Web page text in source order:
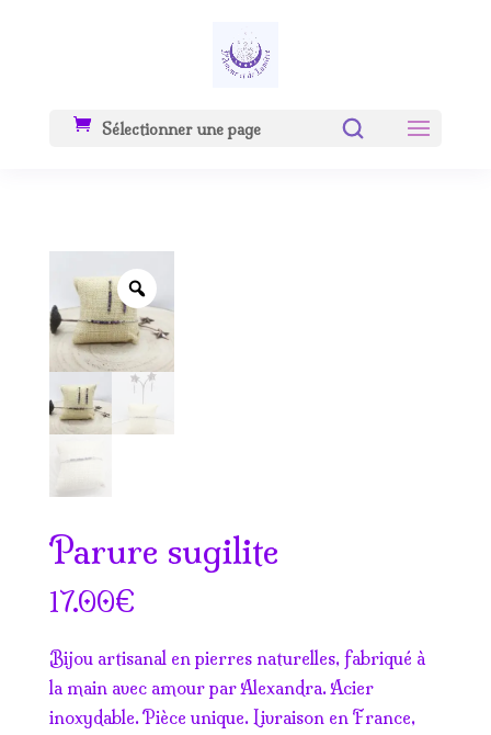
Sélectionner une page
Zoom
Parure sugilite
17.00€
Bijou artisanal en pierres naturelles, fabriqué à
la main avec amour par Alexandra. Acier
inoxydable. Pièce unique. Livraison en France,